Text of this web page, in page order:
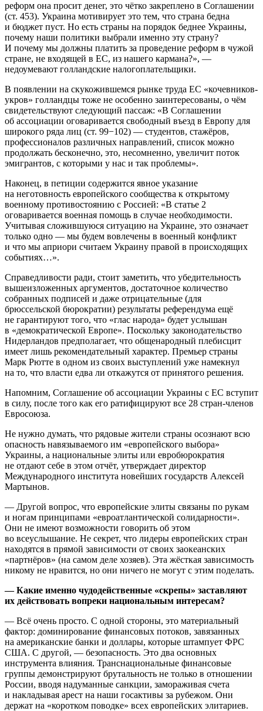
реформ она просит денег, это чётко закреплено в Соглашении
(ст. 453). Украина мотивирует это тем, что страна бедна
и бюджет пуст. Но есть страны на порядок беднее Украины,
почему наши политики выбрали именно эту страну?
И почему мы должны платить за проведение реформ в чужой
стране, не входящей в ЕС, из нашего кармана?», —
недоумевают голландские налогоплательщики.
В появлении на скукожившемся рынке труда ЕС «кочевников-
укров» голландцы тоже не особенно заинтересованы, о чём
свидетельствуют следующий пассаж: «В Соглашении
об ассоциации оговаривается свободный въезд в Европу для
широкого ряда лиц (ст. 99−102) — студентов, стажёров,
профессионалов различных направлений, список можно
продолжать бесконечно, это, несомненно, увеличит поток
эмигрантов, с которыми у нас и так проблемы».
Наконец, в петиции содержится явное указание
на неготовность европейского сообщества к открытому
военному противостоянию с Россией: «В статье 2
оговаривается военная помощь в случае необходимости.
Учитывая сложившуюся ситуацию на Украине, это означает
только одно — мы будем вовлечены в военный конфликт
и что мы априори считаем Украину правой в происходящих
событиях…».
Справедливости ради, стоит заметить, что убедительность
вышеизложенных аргументов, достаточное количество
собранных подписей и даже отрицательные (для
брюссельской бюрократии) результаты референдума ещё
не гарантируют того, что «глас народа» будет услышан
в «демократической Европе». Поскольку законодательство
Нидерландов предполагает, что общенародный плебисцит
имеет лишь рекомендательный характер. Премьер страны
Марк Рютте в одном из своих выступлений уже намекнул
на то, что власти едва ли откажутся от принятого решения.
Напомним, Соглашение об ассоциации Украины с ЕС вступит
в силу, после того как его ратифицируют все 28 стран-членов
Евросоюза.
Не нужно думать, что рядовые жители страны осознают всю
опасность навязываемого им «европейского выбора»
Украины, а национальные элиты или евробюрократия
не отдают себе в этом отчёт, утверждает директор
Международного института новейших государств Алексей
Мартынов.
— Другой вопрос, что европейские элиты связаны по рукам
и ногам принципами «евроатлантической солидарности».
Они не имеют возможности говорить об этом
во всеуслышание. Не секрет, что лидеры европейских стран
находятся в прямой зависимости от своих заокеанских
«партнёров» (на самом деле хозяев). Эта жёсткая зависимость
никому не нравится, но они ничего не могут с этим поделать.
— Какие именно чудодейственные «скрепы» заставляют
их действовать вопреки национальным интересам?
— Всё очень просто. С одной стороны, это материальный
фактор: доминирование финансовых потоков, завязанных
на американские банки и доллары, которые штампует ФРС
США. С другой, — безопасность. Это два основных
инструмента влияния. Транснациональные финансовые
группы демонстрируют брутальность не только в отношении
России, вводя надуманные санкции, замораживая счета
и накладывая арест на наши госактивы за рубежом. Они
держат на «коротком поводке» всех европейских элитариев.